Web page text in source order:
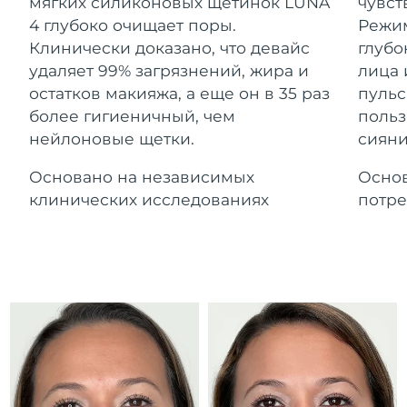
4 глубоко очищает поры.
Клинически доказано, что девайс
удаляет 99% загрязнений, жира и
остатков макияжа, а еще он в 35 раз
более гигиеничный, чем
нейлоновые щетки.
Основано на независимых
клинических исследованиях
лица
For healthy hair
Косметика Для мужчин
Купить
Гибралтар
Ожидаемая дата доставки
15/08/2026
Греция
Ожидаемая дата доставки
Гонконг (САР)
Ожидаемая дата доставки
12/08/2026
Венгрия
Ожидаемая дата доставки
09/08/2026
Ирландия
Ожидаемая дата доставки
11/08/2026
о-в Мэн
Ожидаемая дата доставки